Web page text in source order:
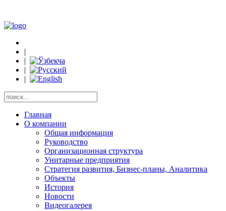
|
|
|
|
Главная
О компании
Общая информация
Руководство
Организационная структура
Унитарные предприятия
Стратегия развития, Бизнес-планы, Аналитика
Объекты
История
Новости
Видеогалерея